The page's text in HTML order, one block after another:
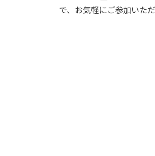
で、お気軽にご参加いただ